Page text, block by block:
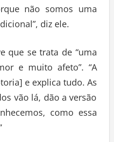
não somos uma
diz ele.
que se trata de “uma
e muito afeto”. “A
e explica tudo. As
vão lá, dão a versão
como essa